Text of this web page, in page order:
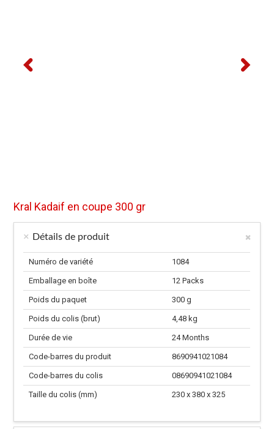
Kral Kadaif en coupe 300 gr
Détails de produit
Numéro de variété 1084
Emballage en boîte 12 Packs
Poids du paquet 300 g
Poids du colis (brut) 4,48 kg
Durée de vie 24 Months
Code-barres du produit 8690941021084
Code-barres du colis 08690941021084
Taille du colis (mm) 230 x 380 x 325